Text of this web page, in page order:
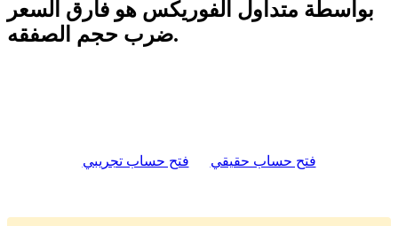
بواسطة متداول الفوريكس هو فارق السعر
ضرب حجم الصفقه.
فتح حساب حقيقي فتح حساب تجريبي